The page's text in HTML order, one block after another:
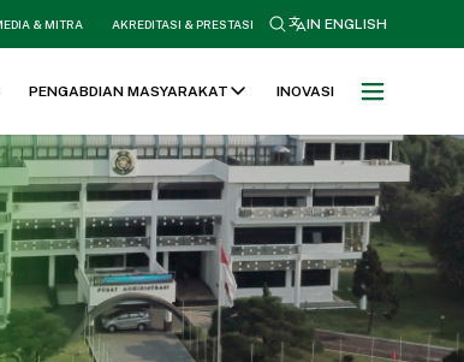
& MITRA AKREDITASI & PRESTASI IN ENGLISH
PENGABDIAN MASYARAKAT INOVASI